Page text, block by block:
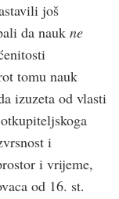
još
da nauk ne
tomu nauk
izuzeta od vlasti
i
i vrijeme,
od 16. st.